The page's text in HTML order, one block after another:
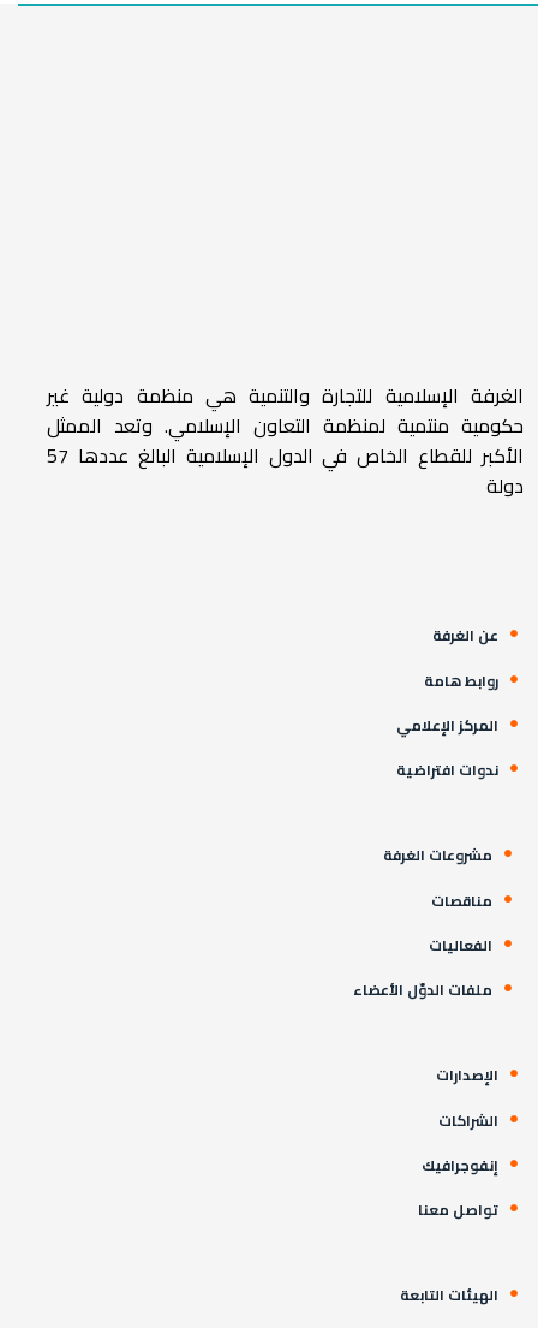
الغرفة الإسلامية للتجارة والتنمية هي منظمة دولية غير
حكومية منتمية لمنظمة التعاون الإسلامي. وتعد الممثل
الأكبر للقطاع الخاص في الدول الإسلامية البالغ عددها 57
دولة
عن الغرفة
روابط هامة
المركز الإعلامي
ندوات افتراضية
مشروعات الغرفة
مناقصات
الفعاليات
ملفات الدوّل الأعضاء
الإصدارات
الشراكات
إنفوجرافيك
تواصل معنا
الهيئات التابعة